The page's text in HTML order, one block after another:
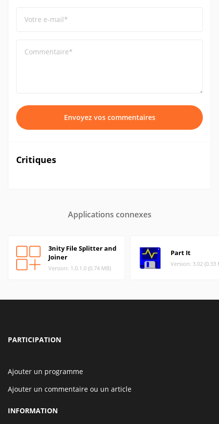
Votre e-mail*
Commentaire*
Envoyez vos commentaires
Critiques
Applications connexes
3nity File Splitter and
Joiner
Version: 1.0.1.0 (0.74 MB)
Part It
Version: 3.02 (0.33
PARTICIPATION
Ajouter un programme
Ajouter un commentaire ou un article
INFORMATION